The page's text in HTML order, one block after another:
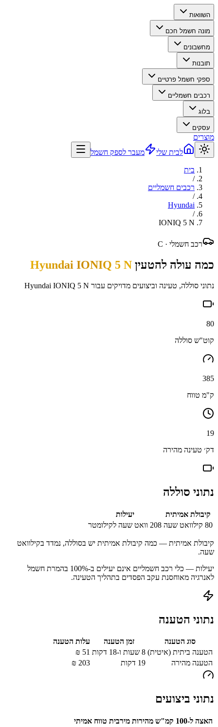
השוואות
מונה חשמל חכם
מחשבונים
תובנות
ספקי חשמל פרטיים
רכבים חשמליים
בלוג
עסקים
מוצרים
לבית שלי
מעבר לספק חשמל
בית
/
רכבים חשמליים
/
Hyundai
/
IONIQ 5 N
רכב חשמלי · C
כמה עולה להטעין Hyundai IONIQ 5 N
נתוני סוללה, טעינה וביצועים מדויקים עבור Hyundai IONIQ 5 N
80
קוט"ש סוללה
385
ק"מ טווח
19
דק׳ טעינה מהירה
נתוני סוללה
קיבולת אמיתית
יעילות
80 קילוואט שעה 208 וואט שעה לקילומטר
קיבולת אמיתית — כמה קיבולת אמיתית יש בסוללה, נמדד בקילוואט
שעה.
יעילות — כלי רכב חשמליים אינם יעילים ב-100% בהמרת חשמל
לאנרגיה מאוחסנת עקב הפסדים בתהליך הטעינה.
נתוני הטענה
סוג הטענה זמן הטענה
עלות הטענה
הטענה ביתית (איטית) 8 שעות ו-18 דקות 51
₪
הטענה מהירה
19 דקות 203
₪
נתוני ביצועים
האצה ל-100 קמ"ש מהירות מירבית טווח אמיתי